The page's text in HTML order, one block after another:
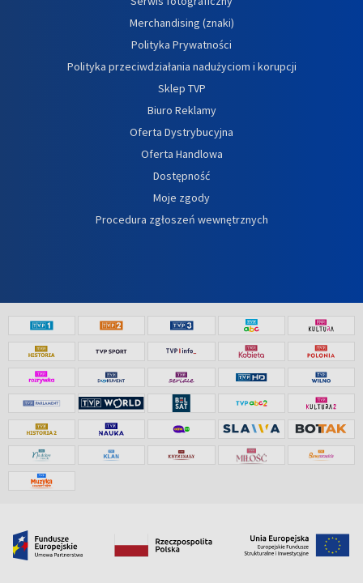
Merchandising (znaki)
Polityka Prywatności
Polityka przeciwdziałania nadużyciom i korupcji
Sklep TVP
Biuro Reklamy
Oferta Dystrybucyjna
Oferta Handlowa
Dostępność
Moje zgody
Procedura zgłoszeń wewnętrznych